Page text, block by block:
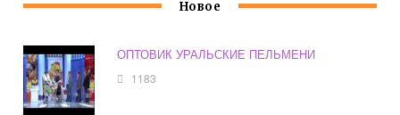
Новое
ОПТОВИК УРАЛЬСКИЕ ПЕЛЬМЕНИ
1183